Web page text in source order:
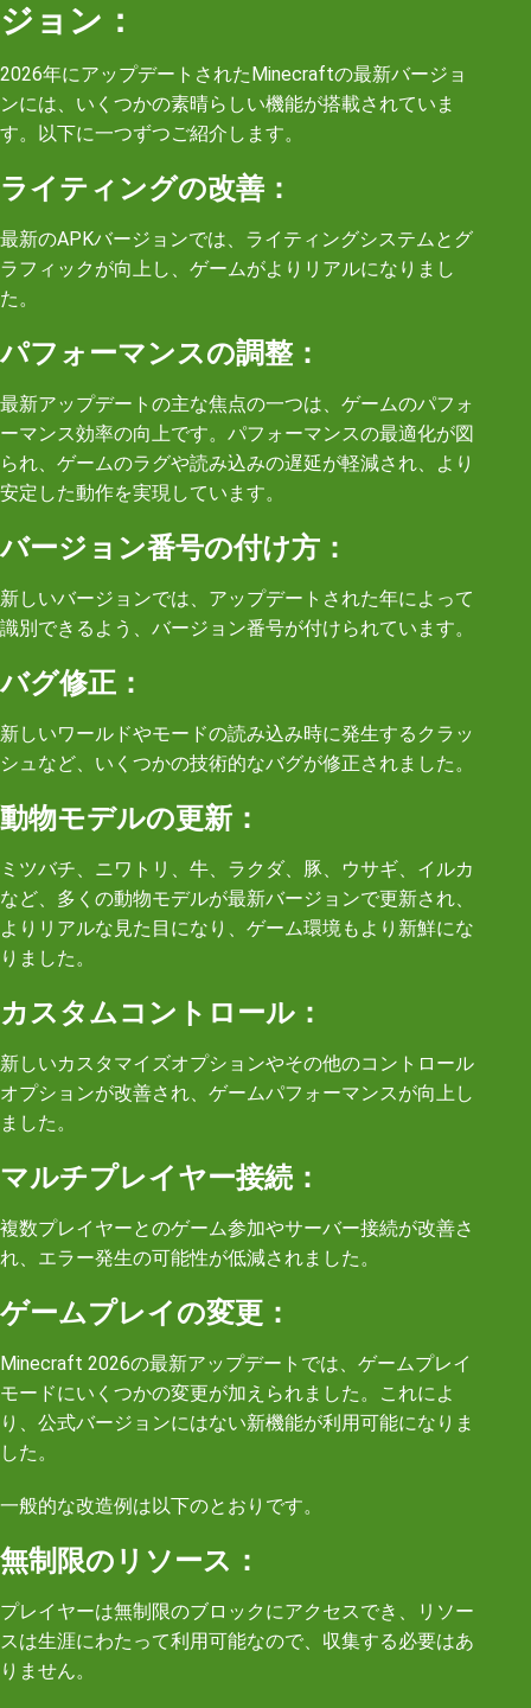
ジョン：
2026年にアップデートされたMinecraftの最新バージョ
ンには、いくつかの素晴らしい機能が搭載されていま
す。以下に一つずつご紹介します。
ライティングの改善：
最新のAPKバージョンでは、ライティングシステムとグ
ラフィックが向上し、ゲームがよりリアルになりまし
た。
パフォーマンスの調整：
最新アップデートの主な焦点の一つは、ゲームのパフォ
ーマンス効率の向上です。パフォーマンスの最適化が図
られ、ゲームのラグや読み込みの遅延が軽減され、より
安定した動作を実現しています。
バージョン番号の付け方：
新しいバージョンでは、アップデートされた年によって
識別できるよう、バージョン番号が付けられています。
バグ修正：
新しいワールドやモードの読み込み時に発生するクラッ
シュなど、いくつかの技術的なバグが修正されました。
動物モデルの更新：
ミツバチ、ニワトリ、牛、ラクダ、豚、ウサギ、イルカ
など、多くの動物モデルが最新バージョンで更新され、
よりリアルな見た目になり、ゲーム環境もより新鮮にな
りました。
カスタムコントロール：
新しいカスタマイズオプションやその他のコントロール
オプションが改善され、ゲームパフォーマンスが向上し
ました。
マルチプレイヤー接続：
複数プレイヤーとのゲーム参加やサーバー接続が改善さ
れ、エラー発生の可能性が低減されました。
ゲームプレイの変更：
Minecraft 2026の最新アップデートでは、ゲームプレイ
モードにいくつかの変更が加えられました。これによ
り、公式バージョンにはない新機能が利用可能になりま
した。
一般的な改造例は以下のとおりです。
無制限のリソース：
プレイヤーは無制限のブロックにアクセスでき、リソー
スは生涯にわたって利用可能なので、収集する必要はあ
りません。